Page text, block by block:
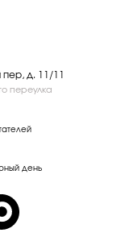
д. 11/11
переулка
день